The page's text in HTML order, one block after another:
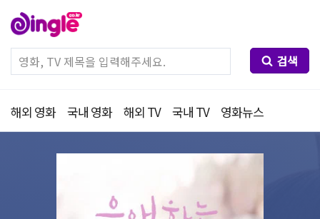
검색
해외 영화 국내 영화 해외 TV 국내 TV 영화뉴스